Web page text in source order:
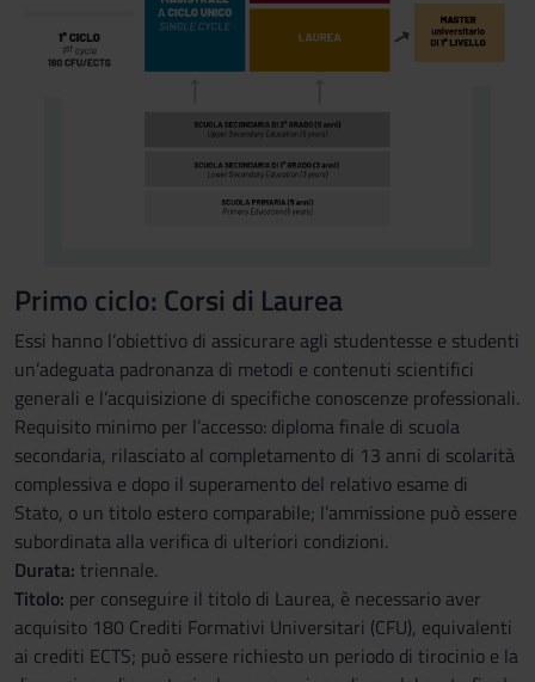
Primo ciclo: Corsi di Laurea
Essi hanno l’obiettivo di assicurare agli studentesse e studenti
un’adeguata padronanza di metodi e contenuti scientifici
generali e l’acquisizione di specifiche conoscenze professionali.
Requisito minimo per l’accesso: diploma finale di scuola
secondaria, rilasciato al completamento di 13 anni di scolarità
complessiva e dopo il superamento del relativo esame di
Stato, o un titolo estero comparabile; l’ammissione può essere
subordinata alla verifica di ulteriori condizioni.
Durata: triennale.
Titolo: per conseguire il titolo di Laurea, è necessario aver
acquisito 180 Crediti Formativi Universitari (CFU), equivalenti
ai crediti ECTS; può essere richiesto un periodo di tirocinio e la